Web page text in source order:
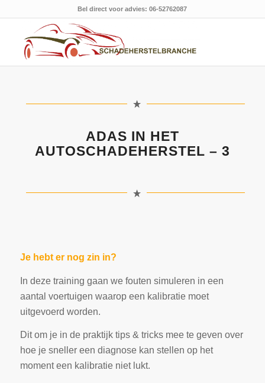
Bel direct voor advies: 06-52762087
ADAS IN HET
AUTOSCHADEHERSTEL – 3
Je hebt er nog zin in?
In deze training gaan we fouten simuleren in een
aantal voertuigen waarop een kalibratie moet
uitgevoerd worden.
Dit om je in de praktijk tips & tricks mee te geven over
hoe je sneller een diagnose kan stellen op het
moment een kalibratie niet lukt.